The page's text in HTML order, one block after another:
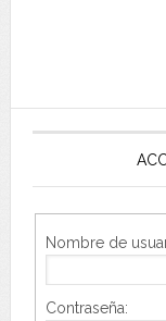
Nombre de
Contraseña: